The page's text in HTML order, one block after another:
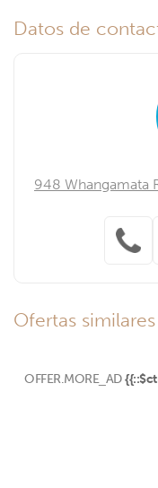
Datos de
948 Whangamata
Ofertas
OFFER.MORE_AD